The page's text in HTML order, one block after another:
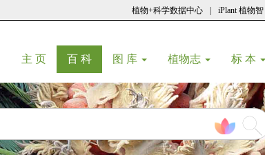
植物+科学数据中心 iPlant 植物智
主 页(current)
百 科(current)
图 库 植物志 标 本